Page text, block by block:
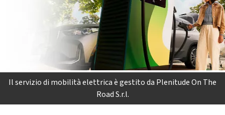
Il servizio di mobilità elettrica è gestito da Plenitude On The
Road S.r.l.